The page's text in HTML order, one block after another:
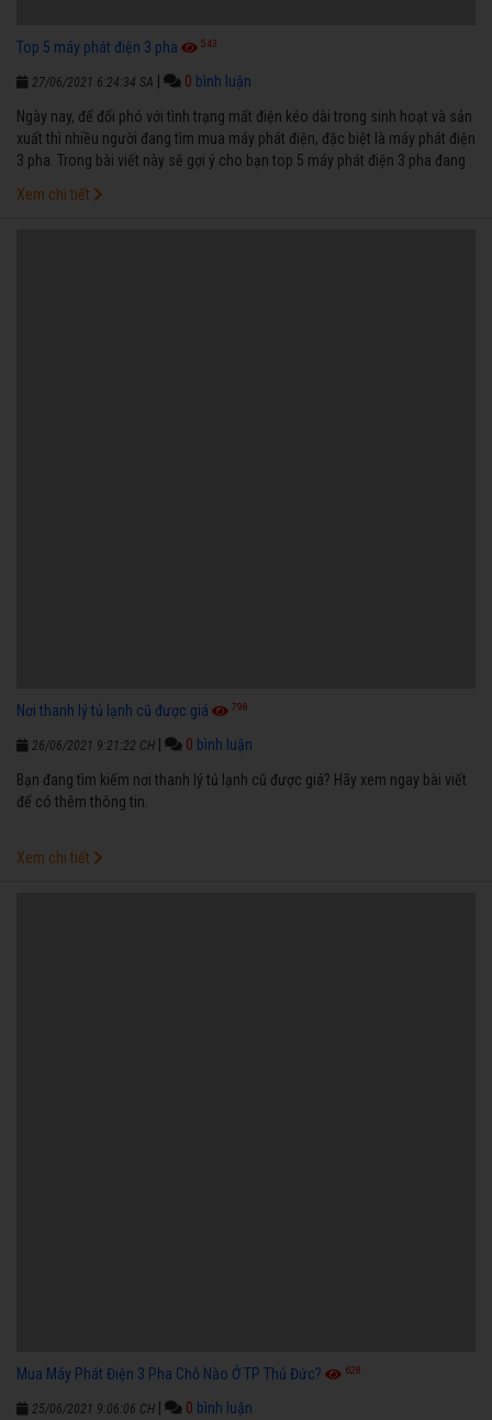
Top 5 máy phát điện 3 pha 543
27/06/2021 6:24:34 SA 0 bình luận
Ngày nay, để đối phó với tình trạng mất điện kéo dài trong sinh hoạt và sản
xuất thì nhiều người đang tìm mua máy phát điện, đặc biệt là máy phát điện
3 pha. Trong bài viết này sẽ gợi ý cho bạn top 5 máy phát điện 3 pha đang
Xem chi tiết
Nơi thanh lý tủ lạnh cũ được giá 798
26/06/2021 9:21:22 CH 0 bình luận
Bạn đang tìm kiếm nơi thanh lý tủ lạnh cũ được giá? Hãy xem ngay bài viết
để có thêm thông tin.
Xem chi tiết
Mua Máy Phát Điện 3 Pha Chỗ Nào Ở TP Thủ Đức? 628
25/06/2021 9:06:06 CH 0 bình luận